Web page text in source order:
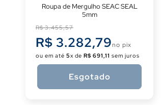
Roupa de Mergulho SEAC SEAL
5mm
Preço
normal
R$ 3.455,57
R$ 3.282,79no pix
ou em até 5x de R$ 691,11 sem juros
Esgotado